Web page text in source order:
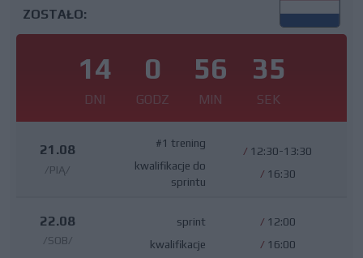
ZOSTAŁO:
14
DNI
0
GODZ
56
MIN
35
SEK
21.08
/PIĄ/
#1 trening
kwalifikacje do
sprintu
/ 12:30-13:30
/ 16:30
22.08
/SOB/
sprint
kwalifikacje
/ 12:00
/ 16:00